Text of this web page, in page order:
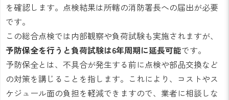
を確認します。点検結果は所轄の消防署長への届出が必要
です。
この総合点検では内部観察や負荷試験も実施されますが、
予防保全を行うと負荷試験は6年周期に延長可能です。
予防保全とは、不具合が発生する前に点検や部品交換など
の対策を講じることを指します。これにより、コストやス
ケジュール面の負担を軽減できますので、業者に相談しな